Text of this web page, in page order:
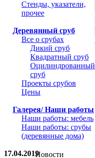
Стенды, указатели,
прочее
Деревянный сруб
Все о срубах
Дикий сруб
Квадратный сруб
Оцилиндрованный
сруб
Проекты срубов
Цены
Галерея/ Наши работы
Наши работы: мебель
Наши работы: срубы
(деревянные дома)
Новости
17.04.2019